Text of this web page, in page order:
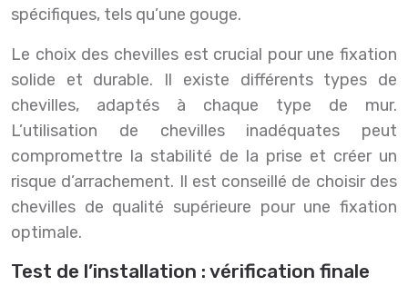
spécifiques, tels qu’une gouge.
Le choix des chevilles est crucial pour une fixation
solide et durable. Il existe différents types de
chevilles, adaptés à chaque type de mur.
L’utilisation de chevilles inadéquates peut
compromettre la stabilité de la prise et créer un
risque d’arrachement. Il est conseillé de choisir des
chevilles de qualité supérieure pour une fixation
optimale.
Test de l’installation : vérification finale